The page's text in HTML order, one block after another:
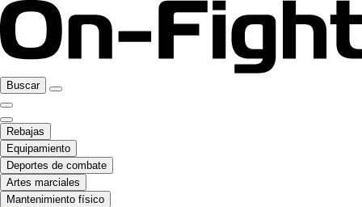
Buscar
Rebajas
Equipamiento
Deportes de combate
Artes marciales
Mantenimiento físico